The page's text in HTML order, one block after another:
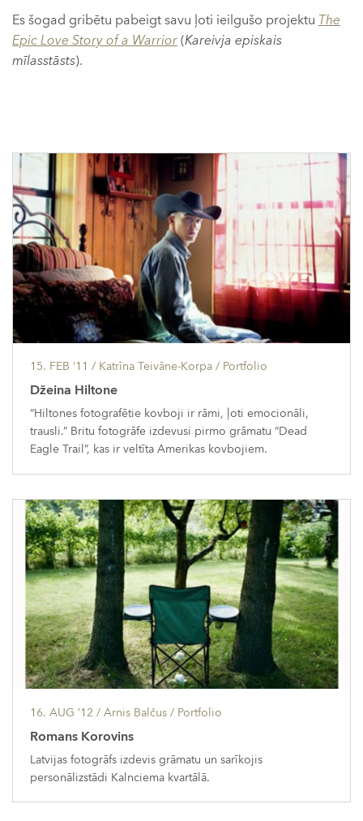
Es šogad gribētu pabeigt savu ļoti ieilgušo projektu The
Epic Love Story of a Warrior(Kareivja episkais
mīlasstāsts).
15. FEB ’11 / Katrīna Teivāne-Korpa / Portfolio
Džeina Hiltone
“Hiltones fotografētie kovboji ir rāmi, ļoti emocionāli,
trausli.” Britu fotogrāfe izdevusi pirmo grāmatu “Dead
Eagle Trail”, kas ir veltīta Amerikas kovbojiem.
16. AUG ’12 / Arnis Balčus / Portfolio
Romans Korovins
Latvijas fotogrāfs izdevis grāmatu un sarīkojis
personālizstādi Kalnciema kvartālā.